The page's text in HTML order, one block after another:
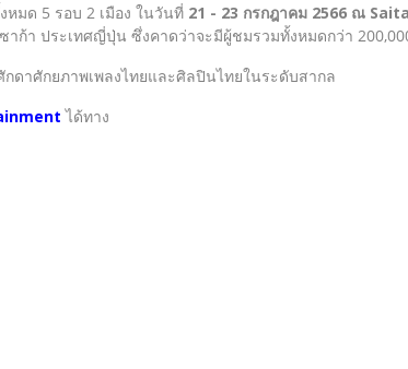
หมด 5 รอบ 2 เมือง ในวันที่ 21 - 23 กรกฎาคม 2566 ณ
าก้า ประเทศญี่ปุ่น ซึ่งคาดว่าจะมีผู้ชมรวมทั้งหมดกว่า
าศักยภาพเพลงไทยและศิลปินไทยในระดับสากล
ได้ทาง